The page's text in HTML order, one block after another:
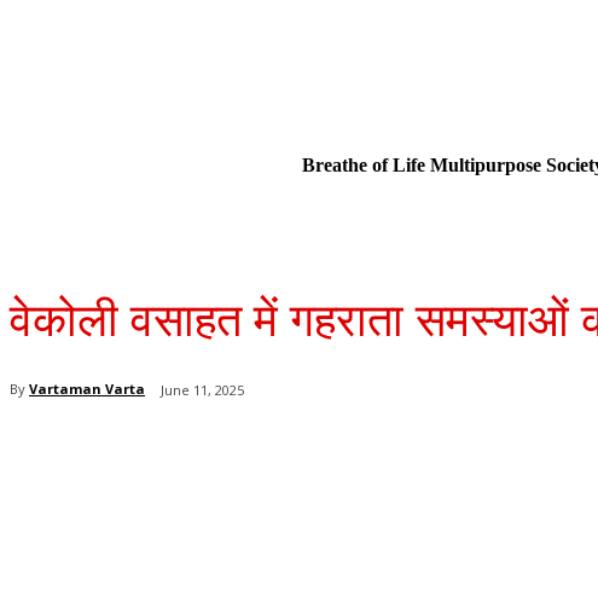
Breathe of Life Multipurpose
वेकोली वसाहत में गहराता समस्याओं
By Vartaman Varta June 11, 2025